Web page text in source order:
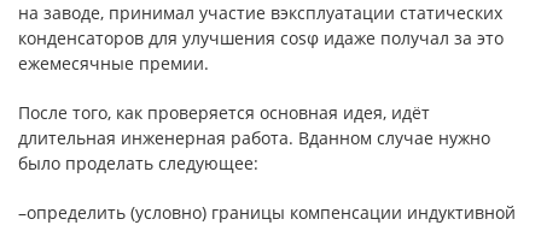
на заводе, принимал участие вэксплуатации статических
конденсаторов для улучшения cosφ идаже получал за это
ежемесячные премии.
После того, как проверяется основная идея, идёт
длительная инженерная работа. Вданном случае нужно
было проделать следующее:
–определить (условно) границы компенсации индуктивной